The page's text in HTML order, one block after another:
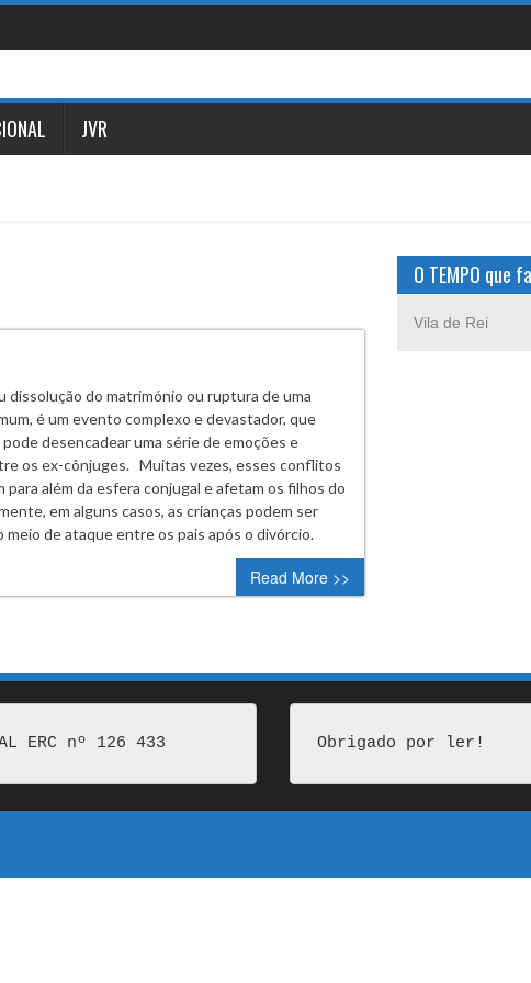
JVR
dissolução do matrimónio ou ruptura de uma
é um evento complexo e devastador, que
desencadear uma série de emoções e
os ex-cônjuges. Muitas vezes, esses conflitos
para além da esfera conjugal e afetam os filhos do
em alguns casos, as crianças podem ser
meio de ataque entre os pais após o divórcio.
Read More >>
O TEMPO que
Vila de Rei
ERC nº 126 433 Obrigado por ler!